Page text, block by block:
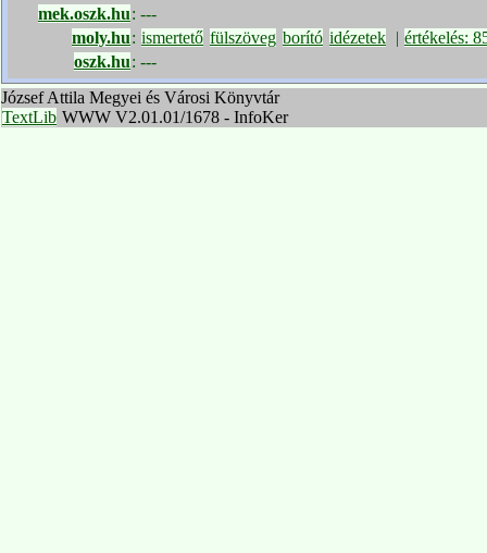
mek.oszk.hu: ---
moly.hu: ismertető fülszöveg borító idézetek | értékelés:
oszk.hu: ---
József Attila Megyei és Városi Könyvtár
TextLib WWW V2.01.01/1678 - InfoKer